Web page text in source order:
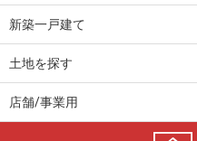
新築一戸建て
土地を探す
店舗/事業用